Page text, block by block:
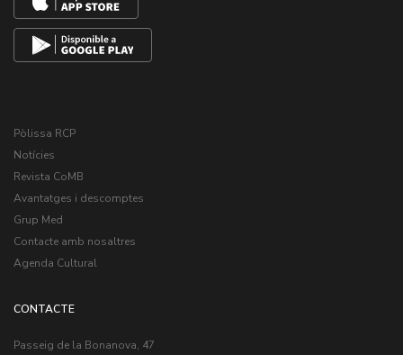
Pòlissa RCP
Notícies
Revista CoMB
Avantatges i descomptes
Grup Med
Contacte amb nosaltres
Agenda Cultural
CONTACTE
Passeig de la Bonanova, 47